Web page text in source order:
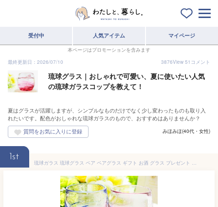
受付中 人気アイテム マイページ
本ページはプロモーションを含みます
最終更新日：2026/07/10
3876View 51 コメント
琉球グラス｜おしゃれで可愛い、夏に使いたい人気
の琉球ガラスコップを教えて！
夏はグラスが活躍しますが、シンプルなものだけでなく少し変わったものも取り入
れたいです。配色がおしゃれな琉球ガラスのもので、おすすめはありませんか？
みほみほ(40代・女性)
1st
琉球ガラス 琉球グラス ペア ペアグラス ギフト お酒 グラス プレゼント 女性 30代 結婚祝い ランキング おしゃれ セット セットグラス【LOVE＆STARタルグラス2個ペアセット】